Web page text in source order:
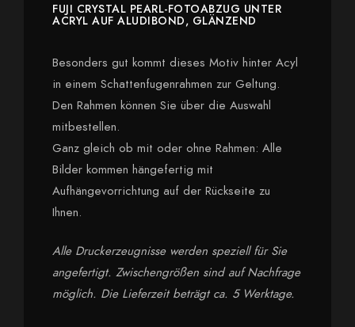
FUJI CRYSTAL PEARL-FOTOABZUG UNTER
ACRYL AUF ALUDIBOND, GLÄNZEND
Besonders gut kommt dieses Motiv hinter Acyl
in einem Schattenfugenrahmen zur Geltung.
Den Rahmen können Sie über die Auswahl
mitbestellen.
Ganz gleich ob mit oder ohne Rahmen: Alle
Bilder kommen hängefertig mit
Aufhängevorrichtung auf der Rückseite zu
Ihnen.
Alle Druckerzeugnisse werden speziell für Sie
angefertigt. Zwischengrößen sind auf Nachfrage
möglich. Die Lieferzeit beträgt ca. 5 Werktage.